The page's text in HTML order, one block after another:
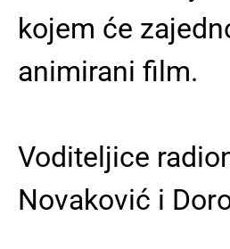
kojem će
animirani film.
Voditeljice
Novaković i